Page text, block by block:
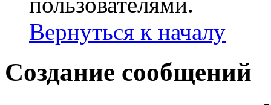
Вернуться к началу
Создание сообщений